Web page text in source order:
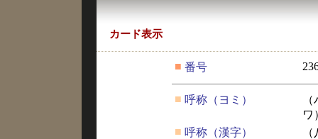
カード表示
■ 番号
■ 呼称（ヨミ）
ワ
■ 呼称（漢字）